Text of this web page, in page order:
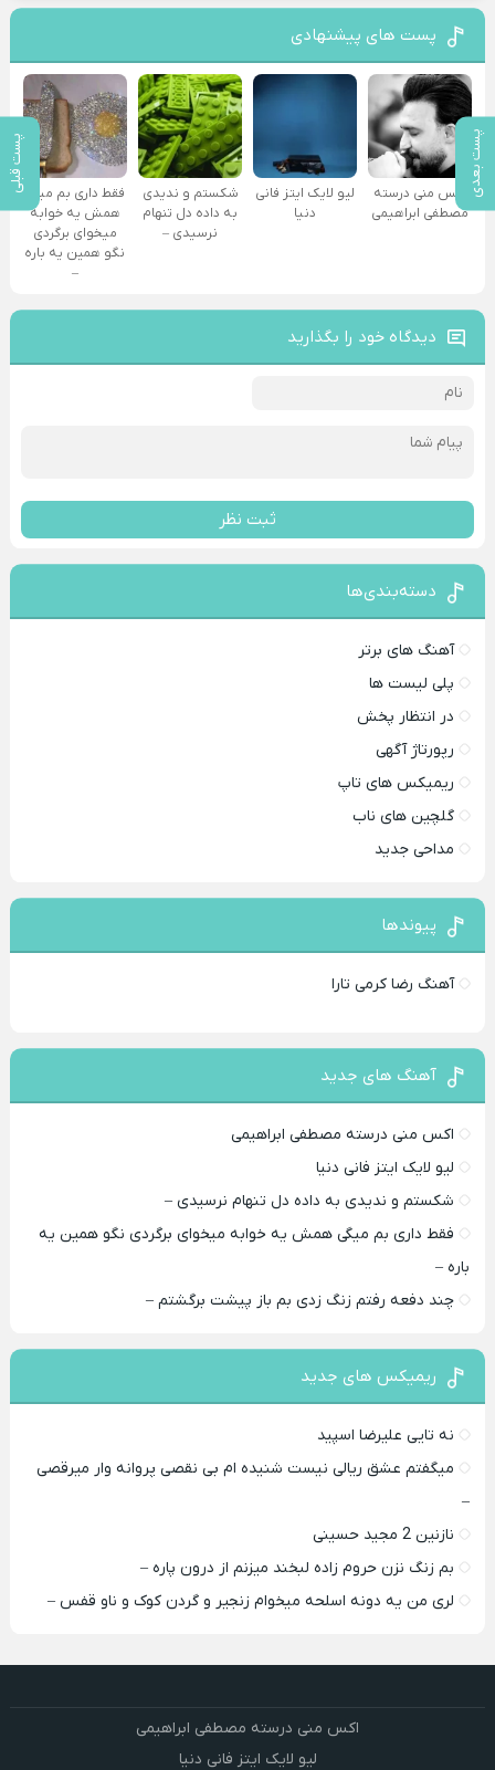
پست بعدی پست قبلی
پست های پیشنهادی
اکس منی درسته
مصطفی ابراهیمی
لیو لایک ایتز فانی
دنیا
شکستم و ندیدی
به داده دل تنهام
نرسیدی –
فقط داری بم میگی
همش یه خوابه
میخوای برگردی
نگو همین یه باره
–
دیدگاه خود را بگذارید
ثبت نظر
دسته‌بندی‌ها
آهنگ های برتر
پلی لیست ها
در انتظار پخش
رپورتاژ آگهی
ریمیکس های تاپ
گلچین های ناب
مداحی جدید
پیوندها
آهنگ رضا کرمی تارا
آهنگ های جدید
اکس منی درسته مصطفی ابراهیمی
لیو لایک ایتز فانی دنیا
شکستم و ندیدی به داده دل تنهام نرسیدی –
فقط داری بم میگی همش یه خوابه میخوای برگردی نگو همین یه
باره –
چند دفعه رفتم زنگ زدی بم باز پیشت برگشتم –
ریمیکس های جدید
نه تایی علیرضا اسپید
میگفتم عشق ریالی نیست شنیده ام بی نقصی پروانه وار میرقصی
–
نازنین 2 مجید حسینی
بم زنگ نزن حروم زاده لبخند میزنم از درون پاره –
لری من یه دونه اسلحه میخوام زﻧﺠﻴﺮ و ﮔﺮدن ﻛﻮک و ﻧﺎو ﻗﻔﺲ –
اکس منی درسته مصطفی ابراهیمی
لیو لایک ایتز فانی دنیا